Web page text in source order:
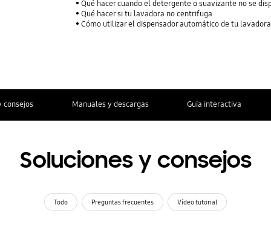
Qué hacer cuando el detergente o suavizante no se
Qué hacer si tu lavadora no centrifuga
Cómo utilizar el dispensador automático de tu lavadora
consejos Manuales y descargas Guía interactiva
Soluciones y consejos
Todo Preguntas frecuentes Vídeo tutorial